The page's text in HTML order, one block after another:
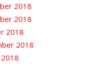
2018
2018
2018
2018